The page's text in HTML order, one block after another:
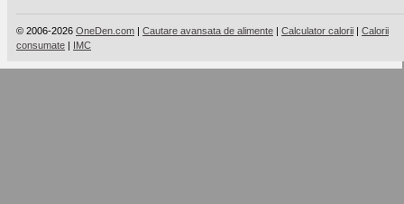
© 2006-2026 OneDen.com | Cautare avansata de alimente | Calculator calorii | Calorii
consumate | IMC